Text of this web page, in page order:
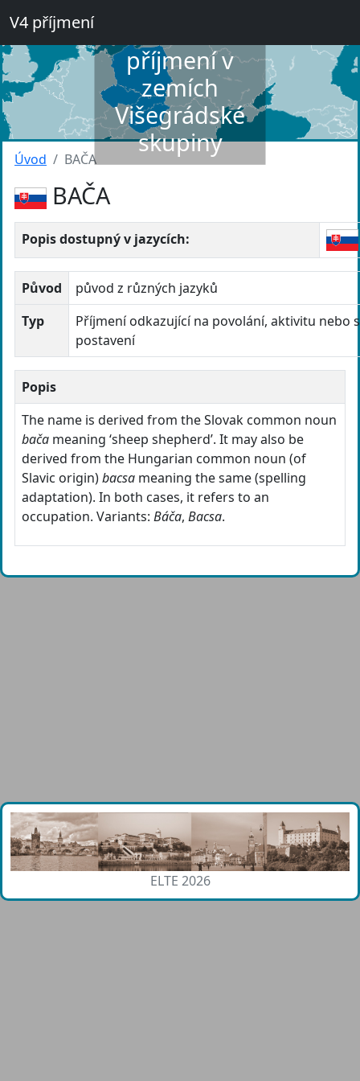
V4 příjmení
příjmení v
zemích
Višegrádské
skupiny
Úvod BAČA
BAČA
Popis dostupný v jazycích:
Původ
původ z různých jazyků
Typ
Příjmení odkazující na povolání, aktivitu nebo
postavení
Popis
The name is derived from the Slovak common noun
bača meaning ‘sheep shepherd’. It may also be
derived from the Hungarian common noun (of
Slavic origin)bacsa meaning the same (spelling
adaptation). In both cases, it refers to an
occupation. Variants: Báča, Bacsa.
ELTE 2026